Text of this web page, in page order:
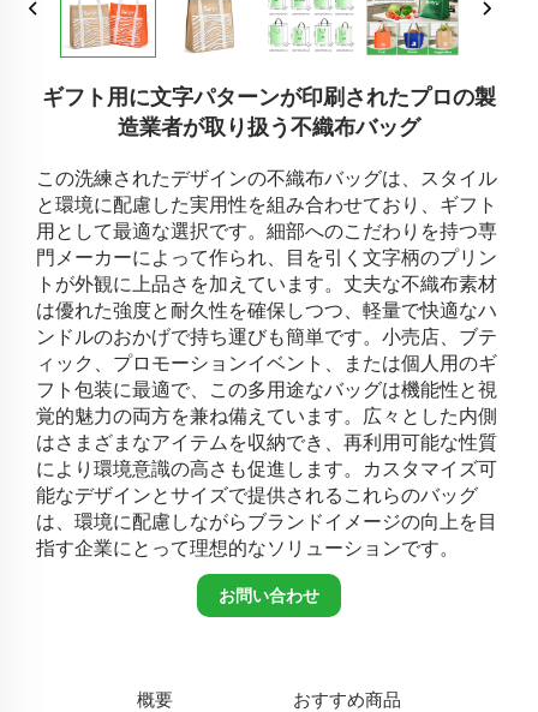
ギフト用に文字パターンが印刷されたプロの製
造業者が取り扱う不織布バッグ
この洗練されたデザインの不織布バッグは、スタイル
と環境に配慮した実用性を組み合わせており、ギフト
用として最適な選択です。細部へのこだわりを持つ専
門メーカーによって作られ、目を引く文字柄のプリン
トが外観に上品さを加えています。丈夫な不織布素材
は優れた強度と耐久性を確保しつつ、軽量で快適なハ
ンドルのおかげで持ち運びも簡単です。小売店、ブテ
ィック、プロモーションイベント、または個人用のギ
フト包装に最適で、この多用途なバッグは機能性と視
覚的魅力の両方を兼ね備えています。広々とした内側
はさまざまなアイテムを収納でき、再利用可能な性質
により環境意識の高さも促進します。カスタマイズ可
能なデザインとサイズで提供されるこれらのバッグ
は、環境に配慮しながらブランドイメージの向上を目
指す企業にとって理想的なソリューションです。
お問い合わせ
概要 おすすめ商品